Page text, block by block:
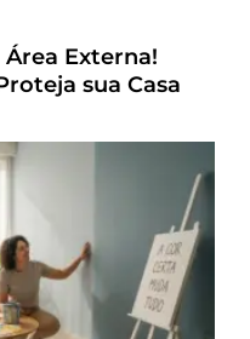
Externa!
sua Casa